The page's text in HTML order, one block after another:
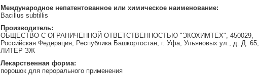
Международное непатентованное или химическое наименование:
Bacillus subtillis
Производитель:
ОБЩЕСТВО С ОГРАНИЧЕННОЙ ОТВЕТСТВЕННОСТЬЮ "ЭКОХИМТЕХ", 450029,
Российская Федерация, Республика Башкортостан, г. Уфа, Ульяновых ул., д. Д. 65,
ЛИТЕР ЗЖ
Лекарственная форма:
порошок для перорального применения